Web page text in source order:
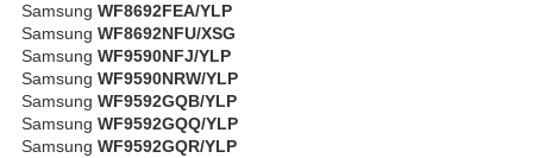
Samsung WF8692FEA/YLP
Samsung WF8692NFU/XSG
Samsung WF9590NFJ/YLP
Samsung WF9590NRW/YLP
Samsung WF9592GQB/YLP
Samsung WF9592GQQ/YLP
Samsung WF9592GQR/YLP